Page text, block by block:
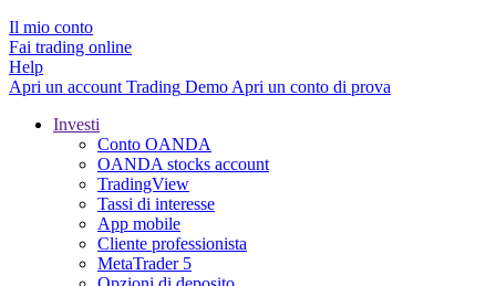
Il mio conto
Fai trading online
Help
Apri un account Trading Demo Apri un conto di prova
Investi
Conto OANDA
OANDA stocks account
TradingView
Tassi di interesse
App mobile
Cliente professionista
MetaTrader 5